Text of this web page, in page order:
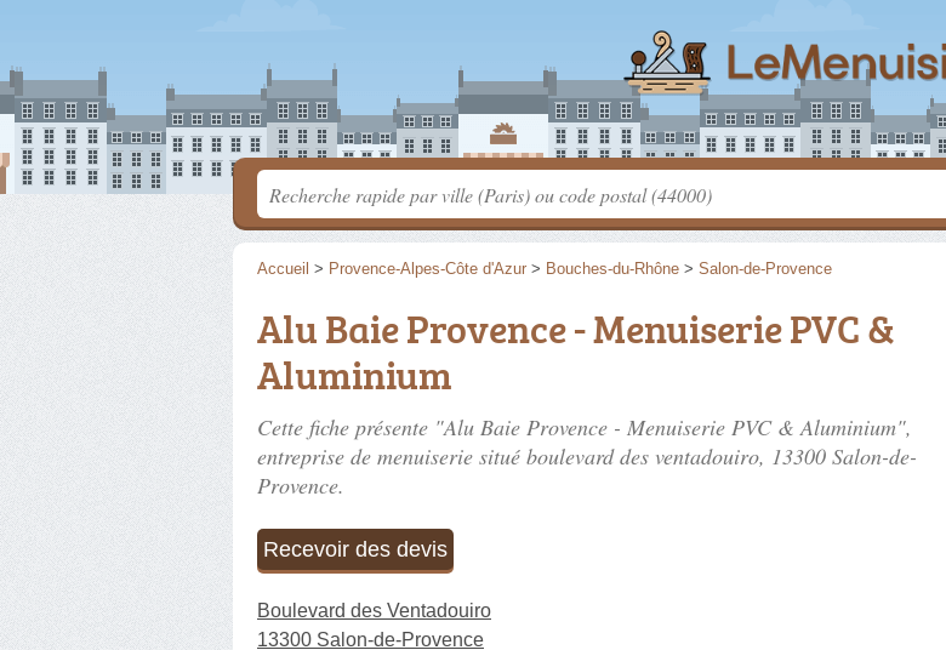
Accueil > Provence-Alpes-Côte d'Azur > Bouches-du-Rhône > Salon-de-Provence
Alu Baie Provence - Menuiserie PVC &
Aluminium
Cette fiche présente "Alu Baie Provence - Menuiserie PVC & Aluminium",
entreprise de menuiserie situé boulevard des ventadouiro, 13300 Salon-de-
Provence.
Recevoir des devis
Boulevard des Ventadouiro
13300 Salon-de-Provence